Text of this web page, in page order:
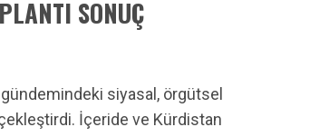
SONUÇ
gündemindeki siyasal, örgütsel
İçeride ve Kürdistan